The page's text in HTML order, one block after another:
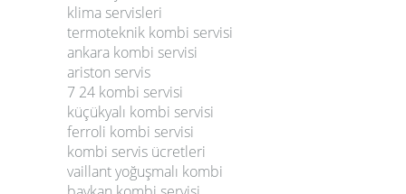
klima servisleri
termoteknik kombi servisi
ankara kombi servisi
ariston servis
7 24 kombi servisi
küçükyalı kombi servisi
ferroli kombi servisi
kombi servis ücretleri
vaillant yoğuşmalı kombi